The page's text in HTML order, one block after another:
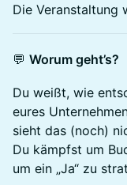
Die Veranstaltung
💬 Worum geht’s?
Du weißt, wie
eures
sieht das (noch)
Du kämpfst um
um ein „Ja“ zu